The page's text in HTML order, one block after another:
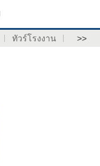
ทัวร์โรงงาน >>